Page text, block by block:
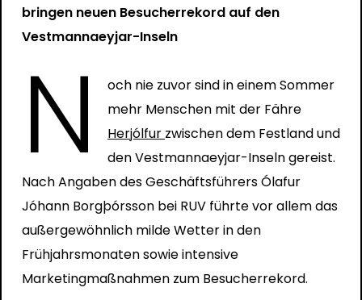
bringen neuen Besucherrekord auf den
Vestmannaeyjar-Inseln
N
och nie zuvor sind in einem Sommer
mehr Menschen mit der Fähre
Herjólfur zwischen dem Festland und
den Vestmannaeyjar-Inseln gereist.
Nach Angaben des Geschäftsführers Ólafur
Jóhann Borgþórsson bei RUVführte vor allem das
außergewöhnlich milde Wetter in den
Frühjahrsmonaten sowie intensive
Marketingmaßnahmen zum Besucherrekord.